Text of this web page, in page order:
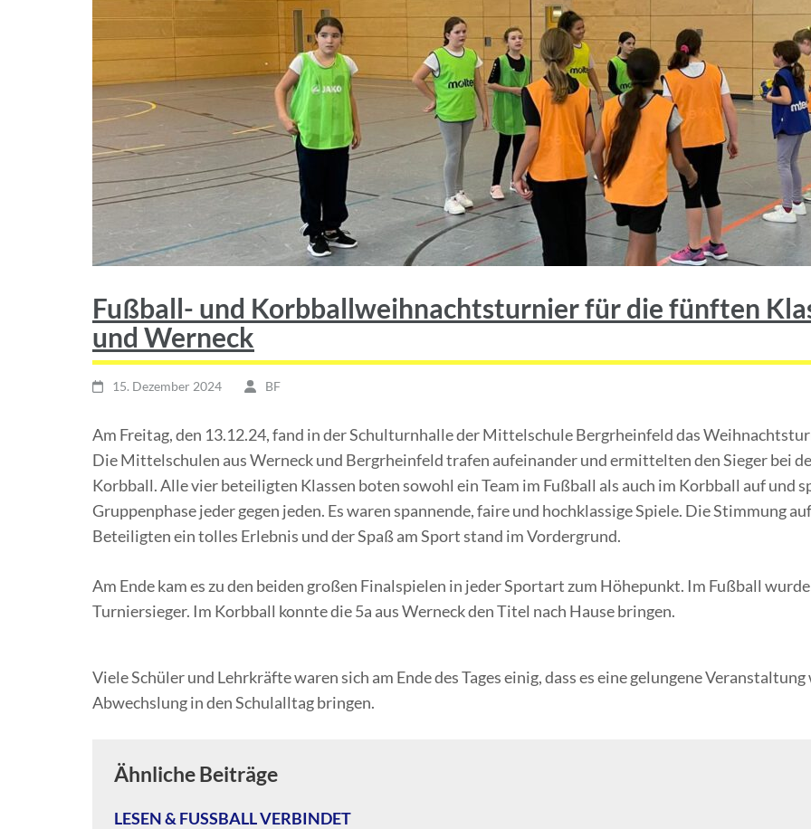
Fußball- und Korbballweihnachtsturnier für die fünften
und Werneck
15. Dezember 2024 BF
Am Freitag, den 13.12.24, fand in der Schulturnhalle der Mittelschule Bergrheinfeld das
Die Mittelschulen aus Werneck und Bergrheinfeld trafen aufeinander und ermittelten den Sieger bei
Korbball. Alle vier beteiligten Klassen boten sowohl ein Team im Fußball als auch im Korbball auf und
Gruppenphase jeder gegen jeden. Es waren spannende, faire und hochklassige Spiele. Die Stimmung
Beteiligten ein tolles Erlebnis und der Spaß am Sport stand im Vordergrund.
Am Ende kam es zu den beiden großen Finalspielen in jeder Sportart zum Höhepunkt. Im Fußball
Turniersieger. Im Korbball konnte die 5a aus Werneck den Titel nach Hause bringen.
Viele Schüler und Lehrkräfte waren sich am Ende des Tages einig, dass es eine gelungene
Abwechslung in den Schulalltag bringen.
Ähnliche Beiträge
LESEN & FUSSBALL VERBINDET